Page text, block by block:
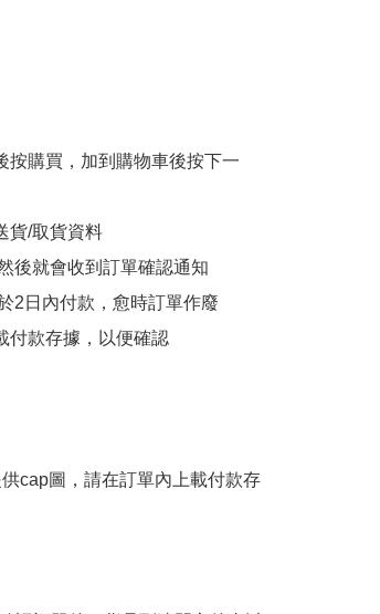
按購買，加到購物車後按下一
貨/取貨資料
後就會收到訂單確認通知
2日內付款，愈時訂單作廢
付款存據，以便確認
cap圖，請在訂單內上載付款存